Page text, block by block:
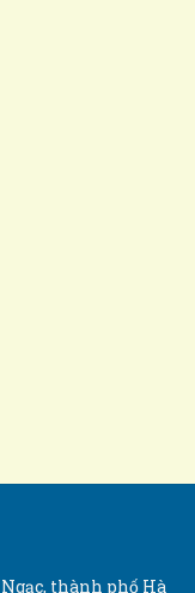
thành phố Hà